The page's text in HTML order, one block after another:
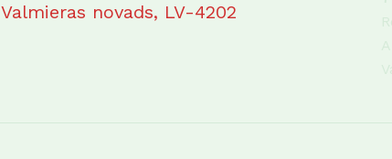
Valmieras novads, LV-4202